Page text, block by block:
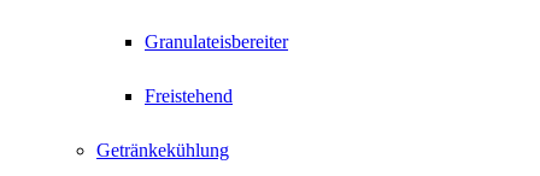
Granulateisbereiter
Freistehend
Getränkekühlung